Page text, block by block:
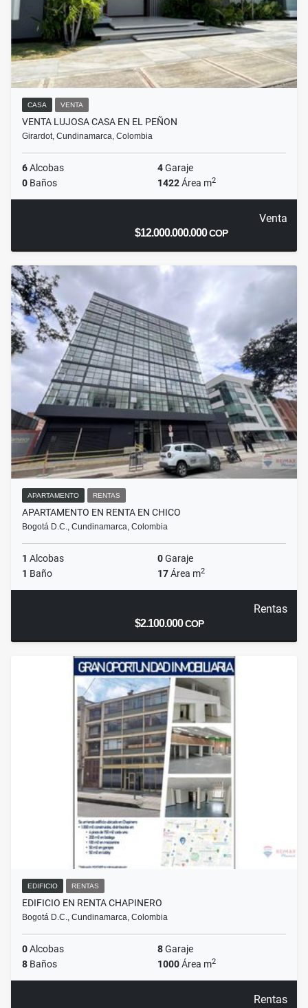
CASA VENTA
VENTA LUJOSA CASA EN EL PEÑON
Girardot, Cundinamarca, Colombia
6Alcobas 4Garaje
0 Baños 1422Área m2
Venta
$12.000.000.000COP
APARTAMENTO RENTAS
APARTAMENTO EN RENTA EN CHICO
Bogotá D.C., Cundinamarca, Colombia
1 Alcobas 0Garaje
1 Baño 17Área m2
Rentas
$2.100.000COP
EDIFICIO RENTAS
EDIFICIO EN RENTA CHAPINERO
Bogotá D.C., Cundinamarca, Colombia
0Alcobas 8Garaje
8 Baños 1000Área m2
Rentas